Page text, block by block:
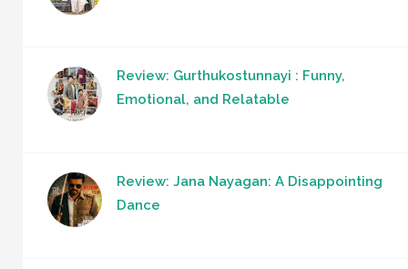
Review: Gurthukostunnayi : Funny,
Emotional, and Relatable
Review: Jana Nayagan: A Disappointing
Dance